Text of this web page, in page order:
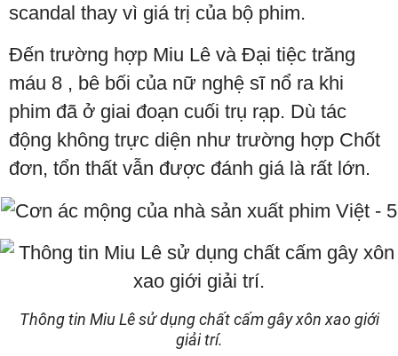
scandal thay vì giá trị của bộ phim.
Đến trường hợp Miu Lê và Đại tiệc trăng
máu 8 , bê bối của nữ nghệ sĩ nổ ra khi
phim đã ở giai đoạn cuối trụ rạp. Dù tác
động không trực diện như trường hợp Chốt
đơn, tổn thất vẫn được đánh giá là rất lớn.
Thông tin Miu Lê sử dụng chất cấm gây xôn xao giới
giải trí.